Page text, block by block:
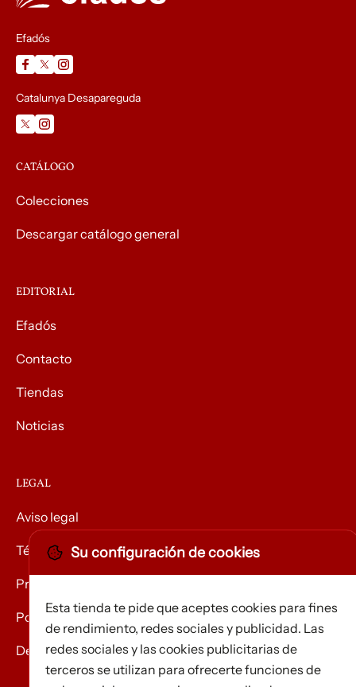
Efadós
Catalunya Desapareguda
CATÁLOGO
Colecciones
Descargar catálogo general
EDITORIAL
Efadós
Contacto
Tiendas
Noticias
LEGAL
Aviso legal
Términos y condiciones
Privacidad
Política de Cookies
Devolución de mercancías
Su configuración de cookies
Esta tienda te pide que aceptes cookies para fines
de rendimiento, redes sociales y publicidad. Las
redes sociales y las cookies publicitarias de
terceros se utilizan para ofrecerte funciones de